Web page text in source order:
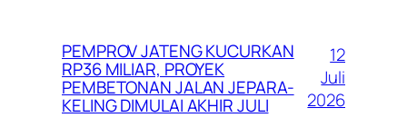
PEMPROV JATENG KUCURKAN
RP36 MILIAR, PROYEK
PEMBETONAN JALAN JEPARA-
KELING DIMULAI AKHIR JULI
12
Juli
2026